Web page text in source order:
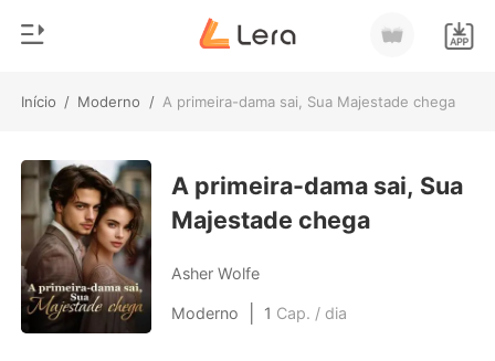
Início / Moderno / A primeira-dama sai, Sua Majestade chega
Loja
Histórico
Sair
Gênero
Moderno
Lobisomem
Contos
A primeira-dama sai, Sua
Majestade chega
Asher Wolfe
Moderno 1 Cap. / dia